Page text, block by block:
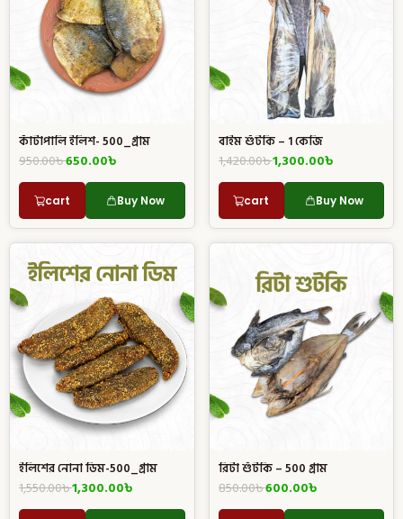
কাঁটাপালি ইলিশ- 500_গ্রাম
950.00৳650.00৳
cart Buy Now
বাইম শুঁটকি – 1 কেজি
1,420.00৳1,300.00৳
cart Buy Now
ইলিশের নোনা ডিম-500_গ্রাম
1,550.00৳1,300.00৳
রিটা শুঁটকি – 500 গ্রাম
850.00৳600.00৳